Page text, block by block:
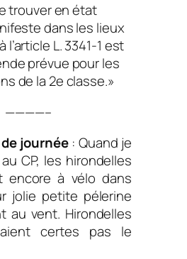
trouver en état
dans les lieux
L. 3341-1 est
prévue pour les
de la 2e classe.»
————–
journée: Quand je
CP, les hirondelles
encore à vélo dans
jolie petite pélerine
au vent. Hirondelles
certes pas le